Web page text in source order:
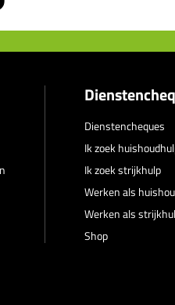
Dienstencheques
Ik zoek
Ik zoek strijkhulp
Werken als
Werken als
Shop